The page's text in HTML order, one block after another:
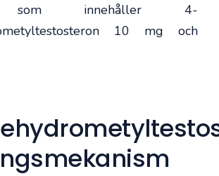
som innehåller 4-
10 mg och